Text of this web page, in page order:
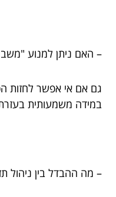
– האם ניתן למנוע
גם אם אי אפשר לחזות
במידה משמעותית
– מה ההבדל בין ניהול